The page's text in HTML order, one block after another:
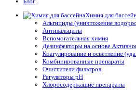
Химия для
Альгициды (уничтожение
Антикальциты
Вспомогательная химия
Дезинфекторы на основе
Коагулирование и осветление
Комбинированные препараты
Очистители фильтров
Регуляторы pH
Хлоросодержащие препараты